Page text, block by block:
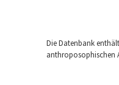
Die Datenbank
anthroposophischen